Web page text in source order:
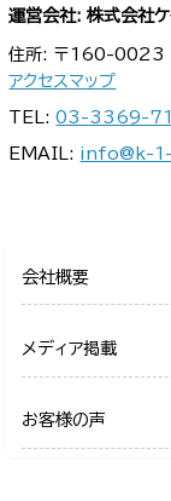
運営会社: 株式会社ケ
住所: 〒160-0023
アクセスマップ
TEL:03-3369-
EMAIL: info@k-
会社概要
メディア掲載
お客様の声